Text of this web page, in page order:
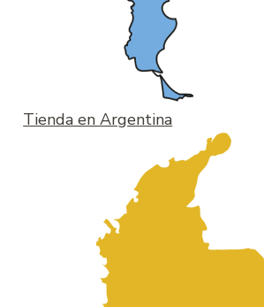
Tienda en Argentina